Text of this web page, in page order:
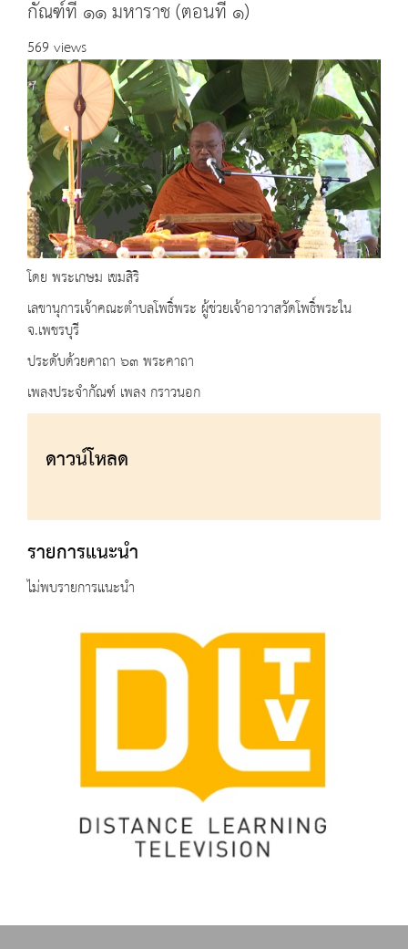
กัณฑ์ที่ ๑๑ มหาราช (ตอนที่ ๑)
569 views
โดย พระเกษม เขมสิริ
เลขานุการเจ้าคณะตำบลโพธิ์พระ ผู้ช่วยเจ้าอาวาสวัดโพธิ์พระใน
จ.เพชรบุรี
ประดับด้วยคาถา ๖๓ พระคาถา
เพลงประจำกัณฑ์ เพลง กราวนอก
ดาวน์โหลด
รายการแนะนำ
ไม่พบรายการแนะนำ